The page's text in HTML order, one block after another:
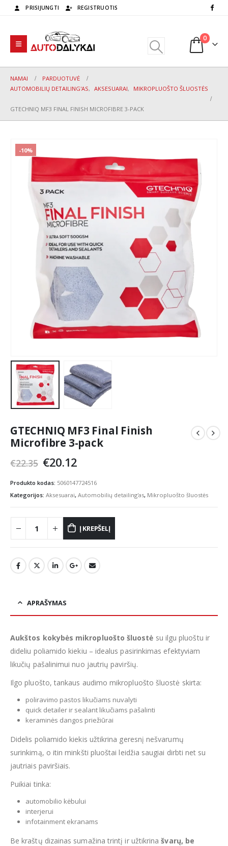
PRISIJUNGTI REGISTRUOTIS
0
NAMAI
PARDUOTUVĖ
AUTOMOBILIŲ DETAILING'AS, AKSESUARAI, MIKROPLUOŠTO ŠLUOSTĖS
GTECHNIQ MF3 FINAL FINISH MICROFIBRE 3-PACK
-10%
GTECHNIQ MF3 Final Finish
Microfibre 3-pack
€22.35 Original
was:
€22.35.
€20.12Current
is:
€20.12.
Produkto kodas: 5060147724516
Kategorijos: Aksesuarai, Automobilių detailing'as, Mikropluošto šluostės
Į KREPŠELĮ
APRAŠYMAS
Aukštos kokybės mikropluošto šluostė su ilgu pluoštu ir
dideliu poliamido kiekiu – idealus pasirinkimas efektyviam
likučių pašalinimui nuo jautrių paviršių.
Ilgo pluošto, tankaus audimo mikropluošto šluostė skirta:
poliravimo pastos likučiams nuvalyti
quick detailer ir sealant likučiams pašalinti
keraminės dangos priežiūrai
Didelis poliamido kiekis užtikrina geresnį nešvarumų
surinkimą, o itin minkšti pluoštai leidžia saugiai dirbti net su
jautriais paviršiais.
Puikiai tinka:
automobilio kėbului
interjerui
infotainment ekranams
Be kraštų dizainas sumažina trintį ir užtikrinašvarų, be